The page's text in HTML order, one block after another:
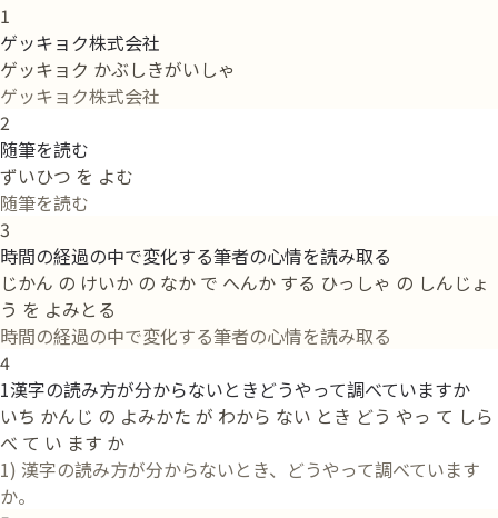
1
ゲッキョク株式会社
ゲッキョク かぶしきがいしゃ
ゲッキョク株式会社
2
随筆を読む
ずいひつ を よむ
随筆を読む
3
時間の経過の中で変化する筆者の心情を読み取る
じかん の けいか の なか で へんか する ひっしゃ の しんじょ
う を よみとる
時間の経過の中で変化する筆者の心情を読み取る
4
1漢字の読み方が分からないときどうやって調べていますか
いち かんじ の よみかた が わから ない とき どう やっ て しら
べ て い ます か
1) 漢字の読み方が分からないとき、どうやって調べています
か。